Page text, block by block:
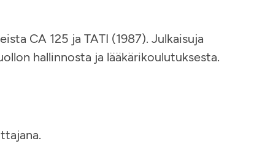
CA 125 ja TATI (1987). Julkaisuja
hallinnosta ja lääkärikoulutuksesta.